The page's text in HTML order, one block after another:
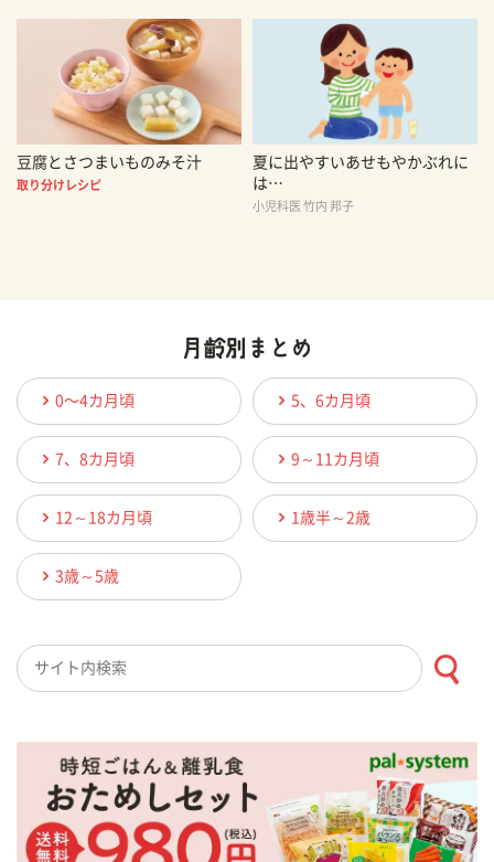
豆腐とさつまいものみそ汁
取り分けレシピ
夏に出やすいあせもやかぶれに
は…
小児科医 竹内 邦子
0〜4カ月頃 5、6カ月頃
7、8カ月頃 9～11カ月頃
12～18カ月頃 1歳半～2歳
3歳～5歳
検索キーワード入力